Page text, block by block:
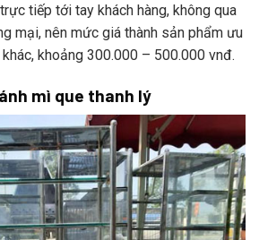
tiếp tới tay khách hàng, không qua
mại, nên mức giá thành sản phẩm ưu
khoảng 300.000 – 500.000 vnđ.
mì que thanh lý